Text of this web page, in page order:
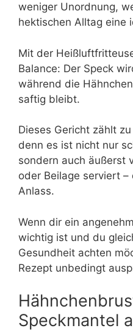
weniger Unordnung,
hektischen Alltag eine
Mit der
Balance: Der Speck
während die
saftig bleibt.
Dieses Gericht zählt
denn es ist nicht nur
sondern auch äußerst
oder Beilage serviert
Anlass.
Wenn dir ein
wichtig ist und du
Gesundheit achten
Rezept unbedingt
Speckmantel